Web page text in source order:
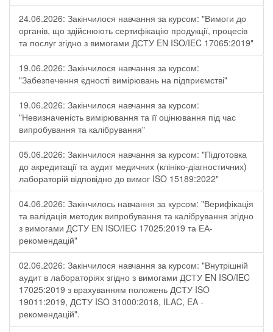
24.06.2026: Закінчилося навчання за курсом: "Вимоги до
органів, що здійснюють сертифікацію продукції, процесів
та послуг згідно з вимогами ДСТУ EN ISO/IEC 17065:2019"
19.06.2026: Закінчилося навчання за курсом:
"Забезпечення єдності вимірювань на підприємстві"
19.06.2026: Закінчилося навчання за курсом:
"Невизначеність вимірювання та її оцінювання під час
випробування та калібрування"
05.06.2026: Закінчилося навчання за курсом: "Підготовка
до акредитації та аудит медичних (клініко-діагностичних)
лабораторій відповідно до вимог ISO 15189:2022"
04.06.2026: Закінчилось навчання за курсом: "Верифікація
та валідація методик випробування та калібрування згідно
з вимогами ДСТУ EN ISO/IEC 17025:2019 та ЕА-
рекомендацій"
02.06.2026: Закінчилося навчання за курсом: "Внутрішній
аудит в лабораторіях згідно з вимогами ДСТУ EN ISO/IEC
17025:2019 з врахуванням положень ДСТУ ISO
19011:2019, ДСТУ ISO 31000:2018, ILAC, EA -
рекомендацій".